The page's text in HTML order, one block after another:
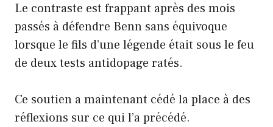
Le contraste est frappant après des mois
passés à défendre Benn sans équivoque
lorsque le fils d’une légende était sous le feu
de deux tests antidopage ratés.
Ce soutien a maintenant cédé la place à des
réflexions sur ce qui l’a précédé.